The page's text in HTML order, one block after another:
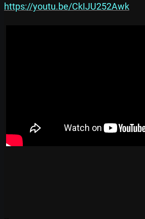
https://youtu.be/CkIJU252Awk